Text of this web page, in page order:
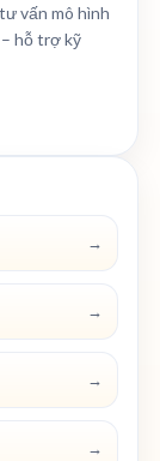
vấn mô hình
hỗ trợ kỹ
→
→
→
→